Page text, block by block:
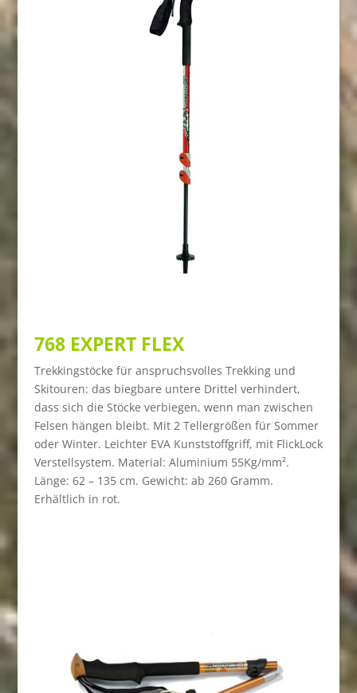
768 EXPERT FLEX
Trekkingstöcke für anspruchsvolles Trekking und
Skitouren: das biegbare untere Drittel verhindert,
dass sich die Stöcke verbiegen, wenn man zwischen
Felsen hängen bleibt. Mit 2 Tellergrößen für Sommer
oder Winter. Leichter EVA Kunststoffgriff, mit FlickLock
Verstellsystem. Material: Aluminium 55Kg/mm².
Länge: 62 – 135 cm. Gewicht: ab 260 Gramm.
Erhältlich in rot.